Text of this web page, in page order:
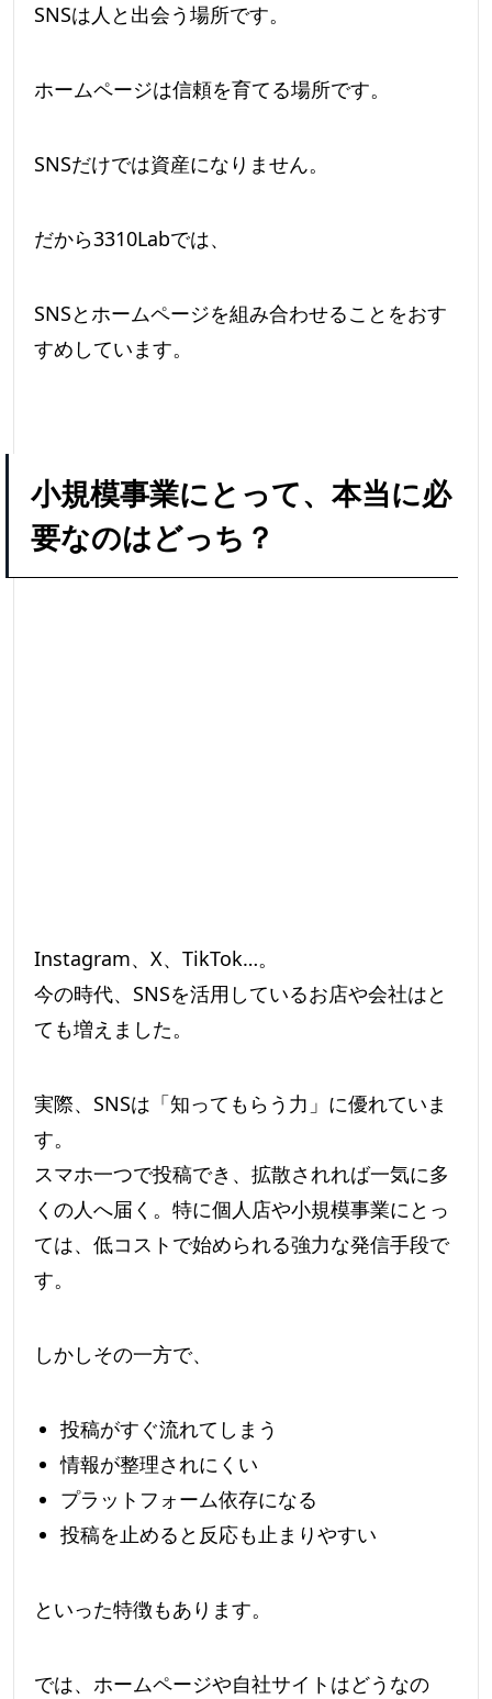
SNSは人と出会う場所です。
ホームページは信頼を育てる場所です。
SNSだけでは資産になりません。
だから3310Labでは、
SNSとホームページを組み合わせることをおす
すめしています。
小規模事業にとって、本当に必
要なのはどっち？
Instagram、X、TikTok…。
今の時代、SNSを活用しているお店や会社はと
ても増えました。
実際、SNSは「知ってもらう力」に優れていま
す。
スマホ一つで投稿でき、拡散されれば一気に多
くの人へ届く。特に個人店や小規模事業にとっ
ては、低コストで始められる強力な発信手段で
す。
しかしその一方で、
投稿がすぐ流れてしまう
情報が整理されにくい
プラットフォーム依存になる
投稿を止めると反応も止まりやすい
といった特徴もあります。
では、ホームページや自社サイトはどうなの